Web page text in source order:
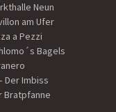
Neun
am Ufer
a Pezzi
Bagels
Der Imbiss
Bratpfanne